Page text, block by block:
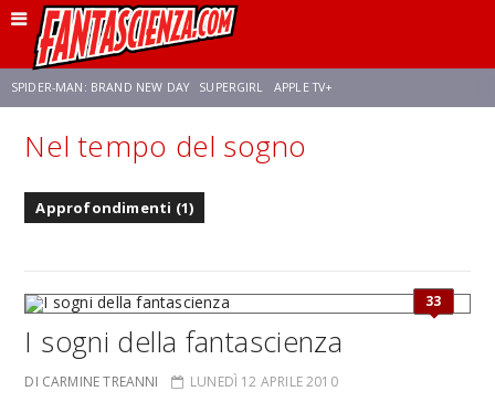
SPIDER-MAN: BRAND NEW DAY SUPERGIRL APPLE TV+
FRANCO RICCIARDIELLO ZENDAYA STAR TREK AVENGERS: DOOMSDAY
Nel tempo del sogno
Approfondimenti (1)
33
I sogni della fantascienza
DI CARMINE TREANNI LUNEDÌ 12 APRILE 2010